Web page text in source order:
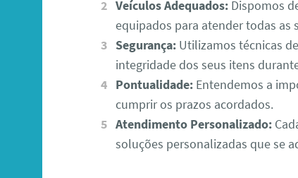
Veículos Adequados:Dispomos
equipados para atender todas as
Segurança:Utilizamos técnicas
integridade dos seus itens
Pontualidade:Entendemos a
cumprir os prazos acordados.
Atendimento Personalizado:
soluções personalizadas que se